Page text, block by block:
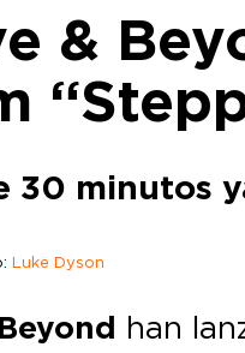
&
30 minutos
Luke Dyson
han